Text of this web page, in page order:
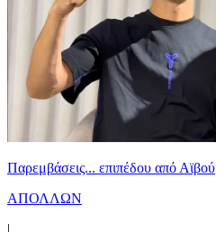
Παρεμβάσεις... επιπέδου από Αϊβού
ΑΠΟΛΛΩΝ
|